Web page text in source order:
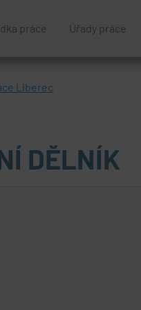
práce Úřady práce
Liberec
DĚLNÍK